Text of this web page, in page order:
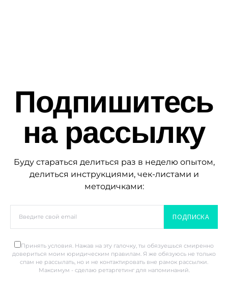
Подпишитесь
на рассылку
Буду стараться делиться раз в неделю опытом,
делиться инструкциями, чек-листами и
методичками:
ПОДПИСКА
Принять условия. Нажав на эту галочку, ты обязуешься смиренно
довериться моим юридическим правилам. Я же обязуюсь не только
спам не рассылать, но и не контактировать вне рамок рассылки.
Максимум - сделаю ретаргетинг для напоминаний.